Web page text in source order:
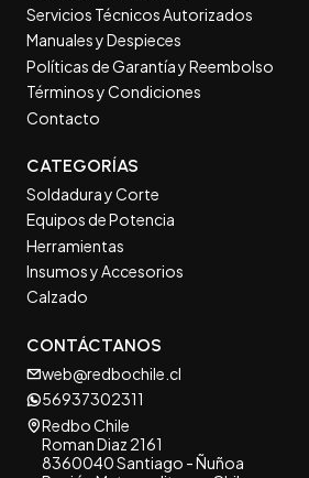
Servicios Técnicos Autorizados
Manuales y Despieces
Políticas de Garantía y Reembolso
Términos y Condiciones
Contacto
CATEGORÍAS
Soldadura y Corte
Equipos de Potencia
Herramientas
Insumos y Accesorios
Calzado
CONTÁCTANOS
web@redbochile.cl
56937302311
Redbo Chile
Roman Diaz 2161
8360040 Santiago - Ñuñoa